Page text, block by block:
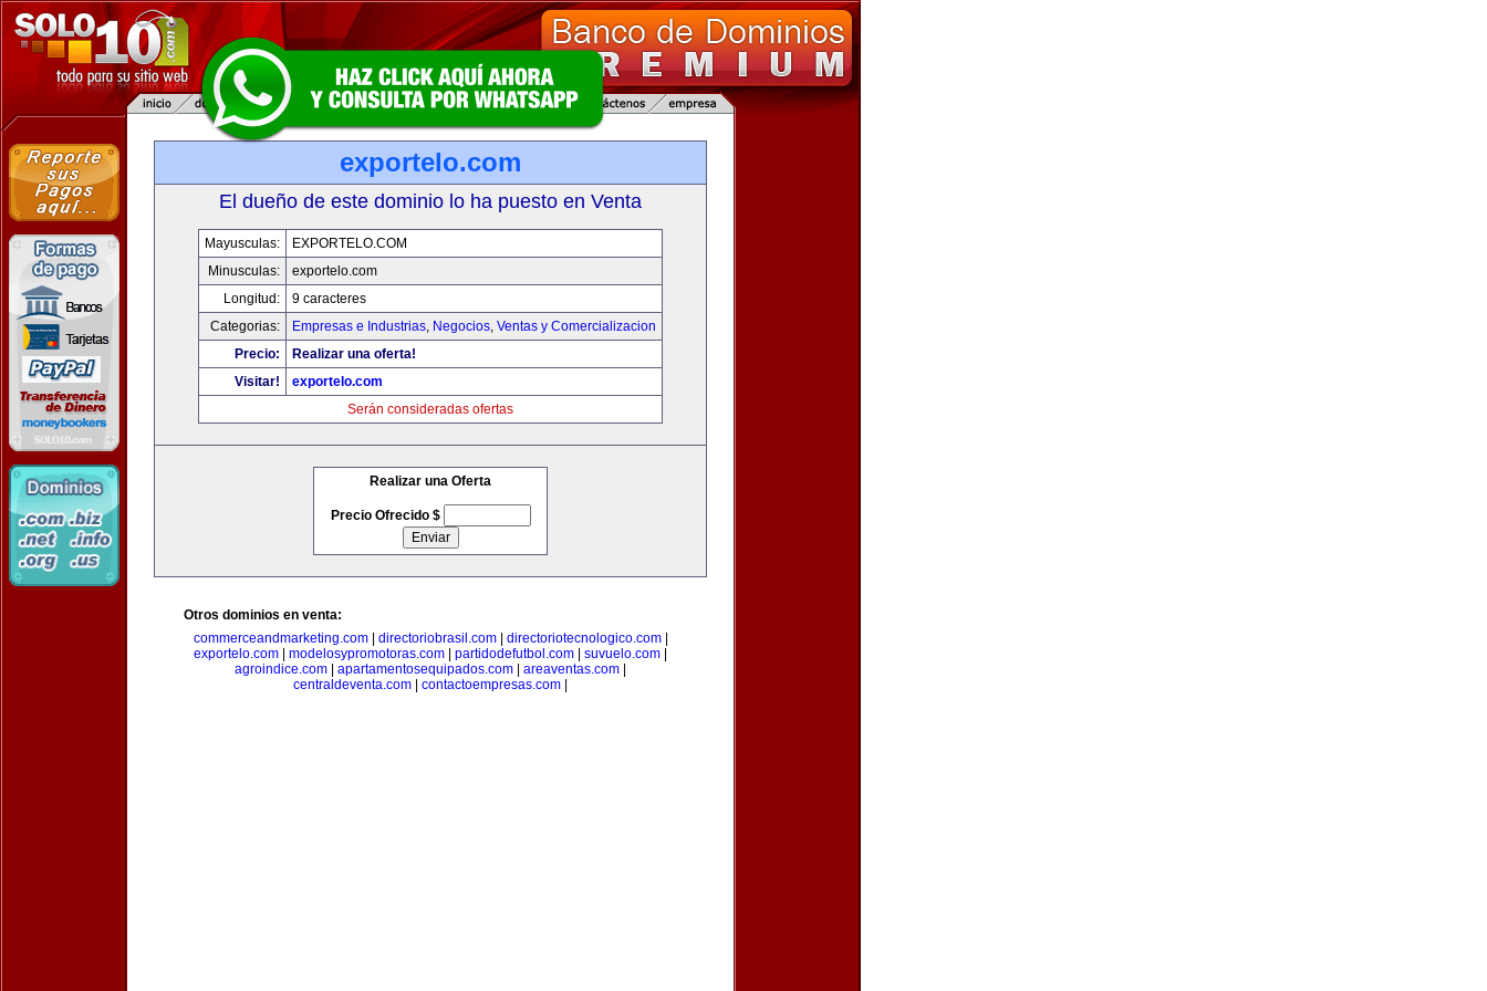
exportelo.com
El dueño de este dominio lo ha puesto en Venta
Mayusculas:
EXPORTELO.COM
Minusculas:
exportelo.com
Longitud:
9 caracteres
Categorias:
Empresas e Industrias, Negocios, Ventas y Comercializacion
Precio:
Realizar una oferta!
Visitar!
exportelo.com
Serán consideradas ofertas
Realizar una Oferta
Precio Ofrecido $
Otros dominios en venta:
commerceandmarketing.com| directoriobrasil.com| directoriotecnologico.com|
exportelo.com
modelosypromotoras.com partidodefutbol.com suvuelo.com
agroindice.com
apartamentosequipados.com areaventas.com
centraldeventa.com
contactoempresas.com